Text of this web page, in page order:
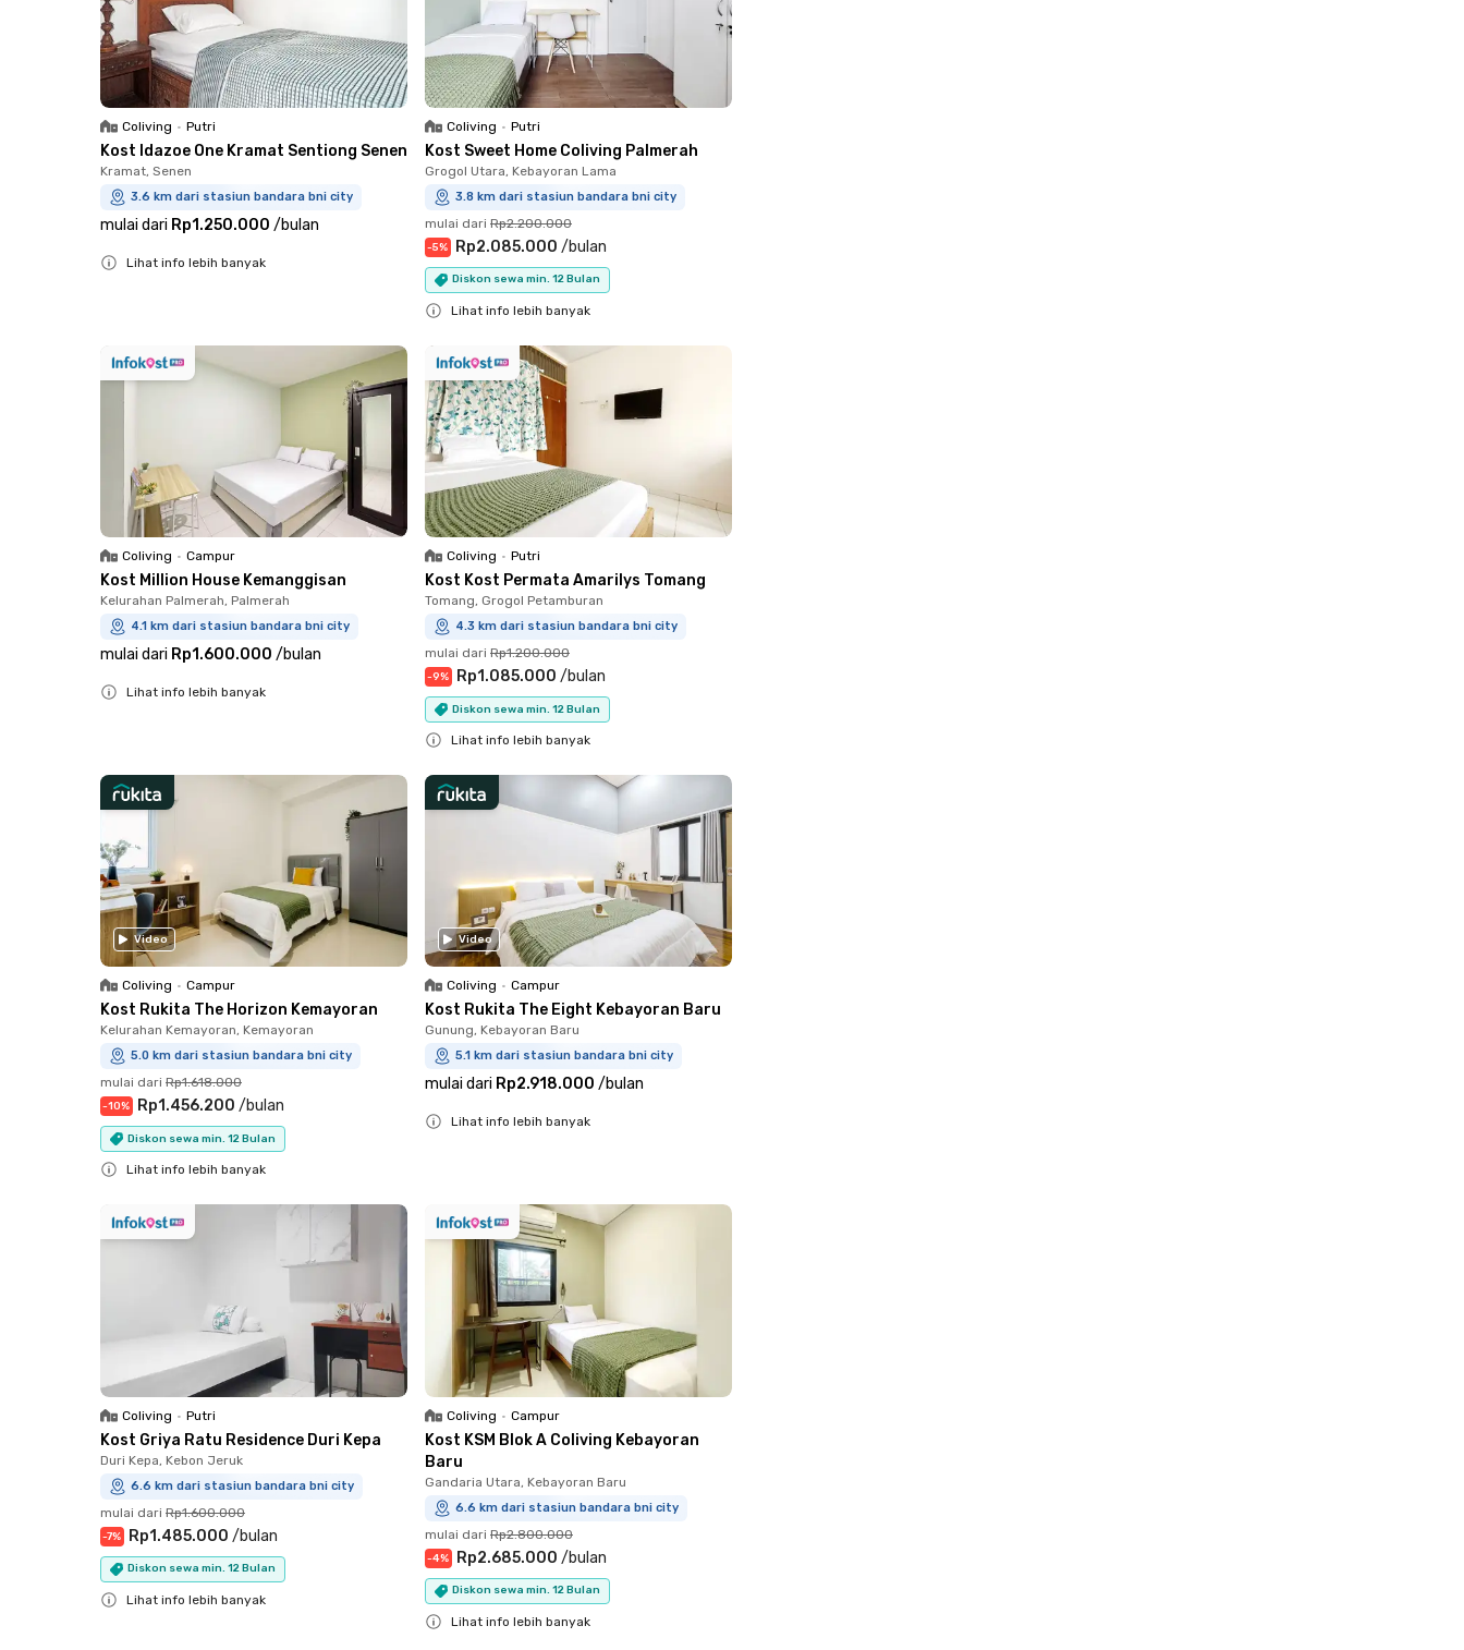
Coliving • Putri
Kost Idazoe One Kramat Sentiong Senen
Kramat, Senen
3.6 km dari stasiun bandara bni city
mulai dari Rp1.250.000 /bulan
Lihat info lebih banyak
Coliving • Putri
Kost Sweet Home Coliving Palmerah
Grogol Utara, Kebayoran Lama
3.8 km dari stasiun bandara bni city
mulai dari Rp2.200.000
-5% Rp2.085.000 /bulan
Diskon sewa min. 12 Bulan
Lihat info lebih banyak
Coliving • Campur
Kost Million House Kemanggisan
Kelurahan Palmerah, Palmerah
4.1 km dari stasiun bandara bni city
mulai dari Rp1.600.000 /bulan
Lihat info lebih banyak
Coliving • Putri
Kost Kost Permata Amarilys Tomang
Tomang, Grogol Petamburan
4.3 km dari stasiun bandara bni city
mulai dari Rp1.200.000
-9% Rp1.085.000 /bulan
Diskon sewa min. 12 Bulan
Lihat info lebih banyak
Video
Coliving • Campur
Kost Rukita The Horizon Kemayoran
Kelurahan Kemayoran, Kemayoran
5.0 km dari stasiun bandara bni city
mulai dari Rp1.618.000
-10% Rp1.456.200 /bulan
Diskon sewa min. 12 Bulan
Lihat info lebih banyak
Video
Coliving • Campur
Kost Rukita The Eight Kebayoran Baru
Gunung, Kebayoran Baru
5.1 km dari stasiun bandara bni city
mulai dari Rp2.918.000 /bulan
Lihat info lebih banyak
Coliving • Putri
Kost Griya Ratu Residence Duri Kepa
Duri Kepa, Kebon Jeruk
6.6 km dari stasiun bandara bni city
mulai dari Rp1.600.000
-7% Rp1.485.000 /bulan
Diskon sewa min. 12 Bulan
Lihat info lebih banyak
Coliving • Campur
Kost KSM Blok A Coliving Kebayoran
Baru
Gandaria Utara, Kebayoran Baru
6.6 km dari stasiun bandara bni city
mulai dari Rp2.800.000
-4% Rp2.685.000 /bulan
Diskon sewa min. 12 Bulan
Lihat info lebih banyak